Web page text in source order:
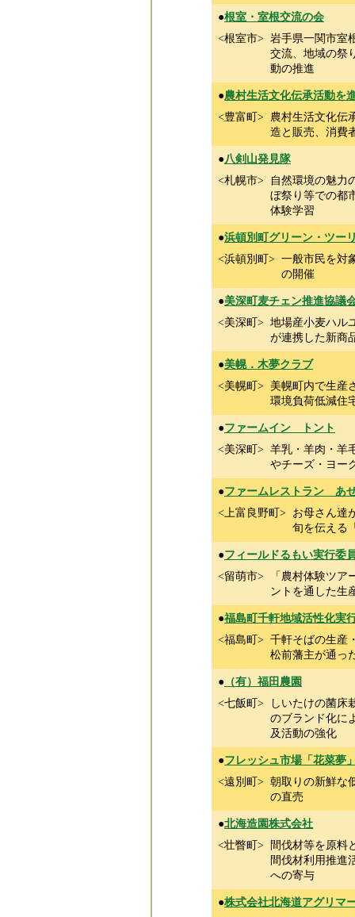
●根室・室根交流の会
<根室市> 岩手県一関市室
交流、地域の祭
動の推進
●農村生活文化伝承活動を
<豊富町> 農村生活文化伝
造と販売、消費
●八剣山発見隊
<札幌市>
自然環境の魅力
ぼ祭り等での都
体験学習
●浜頓別町グリーン・ツー
<浜頓別町> 一般市民を対
の開催
●美深町麦チェン推進協議
<美深町> 地場産小麦ハル
が連携した新商
●美幌．木夢クラブ
<美幌町> 美幌町内で生産
環境負荷低減住
●ファームイン トント
<美深町> 羊乳・羊肉・羊
やチーズ・ヨー
●ファームレストラン あ
<上富良野町> お母さん達
旬を伝える
●フィールドるもい実行委
<留萌市>
「農村体験ツ
ントを通した生
●福島町千軒地域活性化実
<福島町> 千軒そばの生産
松前藩主が通っ
● （有）福田農園
<七飯町>
しいたけの菌床
のブランド化に
及活動の強化
●フレッシュ市場「花菜夢
<遠別町> 朝取りの新鮮な
の直売
●北海造園株式会社
<壮瞥町> 間伐材等を原料
間伐材利用推進
への寄与
●株式会社北海道アグリマ